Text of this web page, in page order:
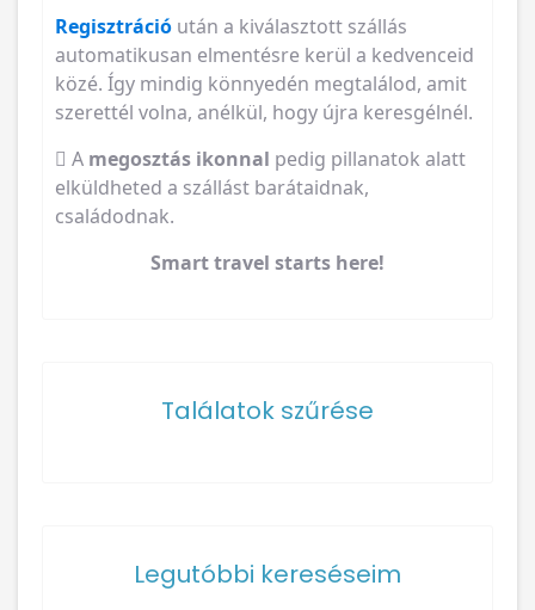
Regisztráció után a kiválasztott szállás
automatikusan elmentésre kerül a kedvenceid
közé. Így mindig könnyedén megtalálod, amit
szerettél volna, anélkül, hogy újra keresgélnél.
A megosztás ikonnal pedig pillanatok alatt
elküldheted a szállást barátaidnak,
családodnak.
Smart travel starts here!
Találatok szűrése
Legutóbbi kereséseim